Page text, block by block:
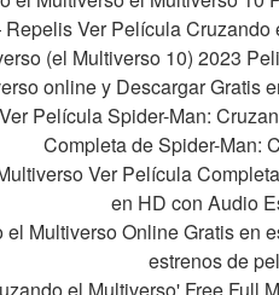
Ver Película Cruzando
(el Multiverso 10) 2023
online y Descargar Gratis
Película Spider-Man:
Completa de Spider-Man:
Ver Película
en HD con Audio
Multiverso Online Gratis en
estrenos de